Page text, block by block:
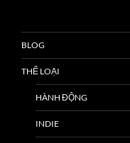
BLOG
THỂ LOẠI
HÀNH ĐỘNG
INDIE